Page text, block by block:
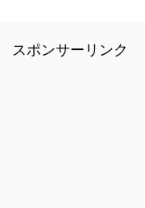
スポンサーリンク